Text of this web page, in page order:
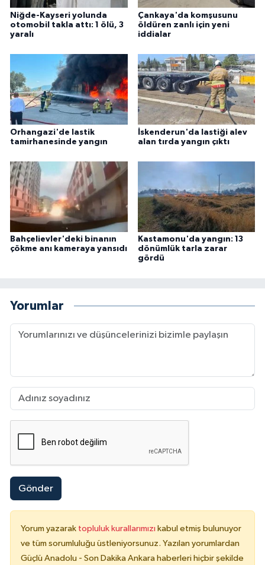
Niğde-Kayseri yolunda
otomobil takla attı: 1 ölü, 3
yaralı
Çankaya'da komşusunu
öldüren zanlı için yeni
iddialar
Orhangazi'de lastik
tamirhanesinde yangın
İskenderun'da lastiği alev
alan tırda yangın çıktı
Bahçelievler'deki binanın
çökme anı kameraya yansıdı
Kastamonu'da yangın: 13
dönümlük tarla zarar
gördü
Yorumlar
Gönder
Yorum yazarak topluluk kurallarımızı kabul etmiş bulunuyor
ve tüm sorumluluğu üstleniyorsunuz. Yazılan yorumlardan
Güçlü Anadolu - Son Dakika Ankara haberleri hiçbir şekilde